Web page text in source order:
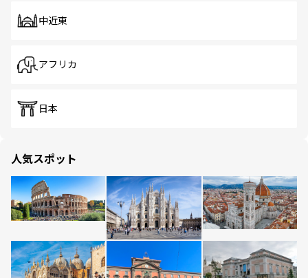
中近東
アフリカ
日本
人気スポット